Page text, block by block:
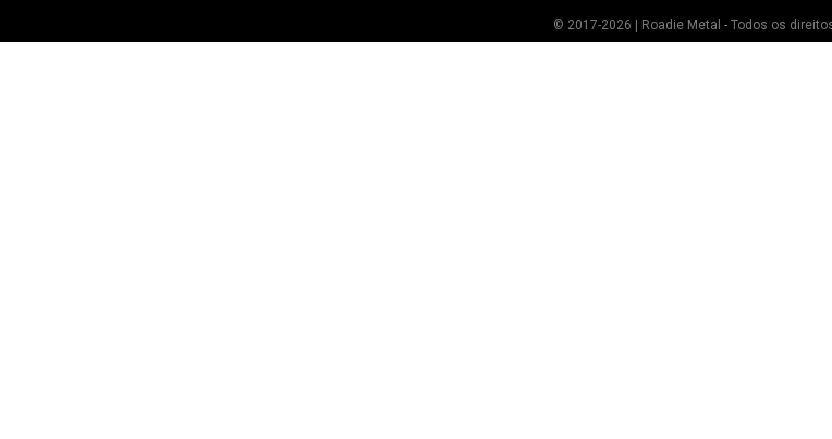
© 2017-2026 | Roadie Metal - Todos os